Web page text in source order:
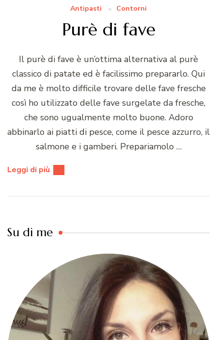
Antipasti Contorni
Purè di fave
Il purè di fave è un’ottima alternativa al purè
classico di patate ed è facilissimo prepararlo. Qui
da me è molto difficile trovare delle fave fresche
così ho utilizzato delle fave surgelate da fresche,
che sono ugualmente molto buone. Adoro
abbinarlo ai piatti di pesce, come il pesce azzurro, il
salmone e i gamberi. Prepariamolo …
Leggi di più
Su di me